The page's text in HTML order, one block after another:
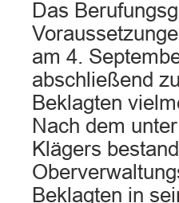
Das
am 4.
abschließend
Beklagten
Nach dem
Klägers
Beklagten in